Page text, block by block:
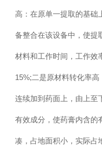
高：在原单一提取的基础
备整合在该设备中，使提
材料和工作时间，工作效
15%;二是原材料转化率
连续加到药面上，由上至
有效成分，使药膏内含的
凑，占地面积小，实际占